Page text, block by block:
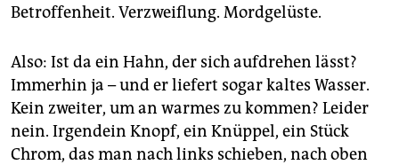
epaper login
Betroffenheit. Verzweiflung. Mordgelüste.
Also: Ist da ein Hahn, der sich aufdrehen lässt?
Immerhin ja – und er liefert sogar kaltes Wasser.
Kein zweiter, um an warmes zu kommen? Leider
nein. Irgendein Knopf, ein Knüppel, ein Stück
Chrom, das man nach links schieben, nach oben